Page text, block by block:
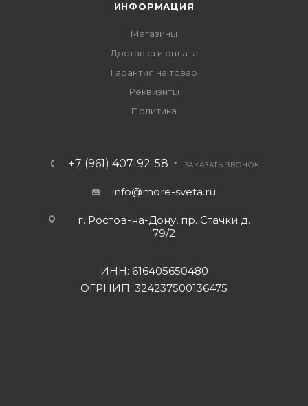
ИНФОРМАЦИЯ
Магазины
Доставка и оплата
Гарантия на товар
Реквизиты
Политика
+7 (961) 407-92-58 ЗАКАЗАТЬ ЗВОНОК
info@more-sveta.ru
г. Ростов-на-Дону, пр. Стачки д.
79/2
ИНН: 616405650480
ОГРНИП: 324237500136475